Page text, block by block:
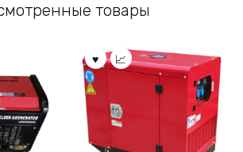
товары